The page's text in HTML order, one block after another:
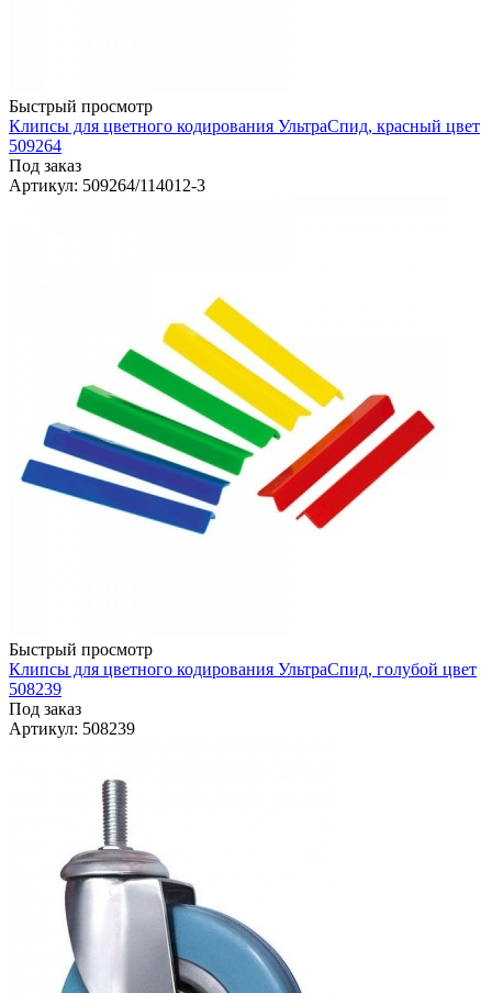
Быстрый просмотр
Клипсы для цветного кодирования УльтраСпид, красный цвет
509264
Под заказ
Артикул: 509264/114012-3
Быстрый просмотр
Клипсы для цветного кодирования УльтраСпид, голубой цвет
508239
Под заказ
Артикул: 508239